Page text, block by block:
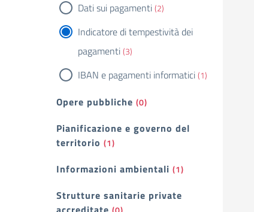
Dati sui pagamenti(2)
Indicatore di tempestività dei
pagamenti(3)
IBAN e pagamenti informatici(1)
Opere pubbliche (0)
Pianificazione e governo del
territorio (1)
Informazioni ambientali (1)
Strutture sanitarie private